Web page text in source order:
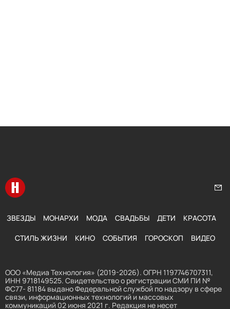
Перейти на главную
ЗВЕЗДЫ МОНАРХИ МОДА СВАДЬБЫ ДЕТИ КРАСОТА
СТИЛЬ ЖИЗНИ КИНО СОБЫТИЯ ГОРОСКОП ВИДЕО
ООО «Медиа Технология» (2019-2026). ОГРН 1197746707311,
ИНН 9718149525. Свидетельство о регистрации СМИ ПИ №
ФС77- 81184 выдано Федеральной службой по надзору в сфере
связи, информационных технологий и массовых
коммуникаций 02 июня 2021 г. Редакция не несет